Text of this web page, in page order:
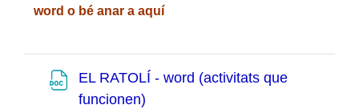
word o bé anar a aquí
EL RATOLÍ - word (activitats que
funcionen)